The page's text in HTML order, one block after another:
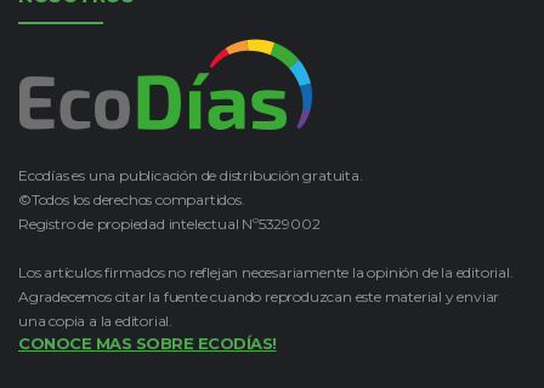
Ecodías es una publicación de distribución gratuita.
©Todos los derechos compartidos.
Registro de propiedad intelectual Nº5329002
Los artículos firmados no reflejan necesariamente la opinión de la editorial.
Agradecemos citar la fuente cuando reproduzcan este material y enviar
una copia a la editorial.
CONOCE MAS SOBRE ECODÍAS!